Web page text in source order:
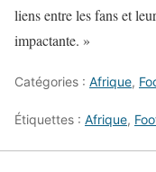
liens entre les fans et
impactante. »
Catégories : Afrique,
Étiquettes : Afrique,